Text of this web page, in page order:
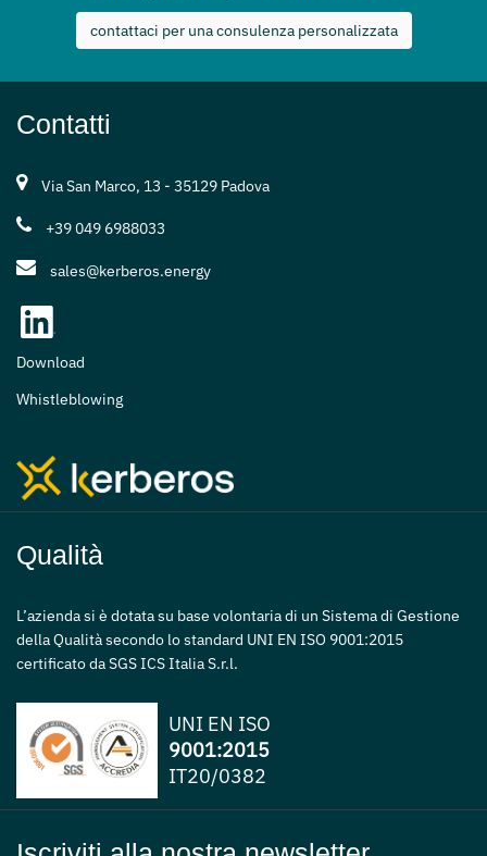
contattaci per una consulenza personalizzata
Contatti
Via San Marco, 13 - 35129 Padova
+39 049 6988033
sales@kerberos.energy
Download
Whistleblowing
Qualità
L’azienda si è dotata su base volontaria di un Sistema di Gestione
della Qualità secondo lo standard UNI EN ISO 9001:2015
certificato da SGS ICS Italia S.r.l.
UNI EN ISO
9001:2015
IT20/0382